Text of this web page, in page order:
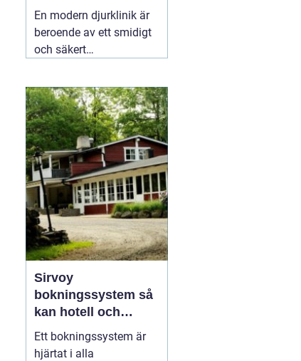
stöd
En modern djurklinik är
beroende av ett smidigt
och säkert
fungerande digitalt flöde
blir vardagen snabbt
rörig: dubbelbokningar,
svåröverskådliga
journaler och onödigt
administrativt arbete. Ett
03 april 2026
Sirvoy
bokningssystem så
kan hotell och
uthyrning ta nästa
steg
Ett bokningssystem är
hjärtat i alla